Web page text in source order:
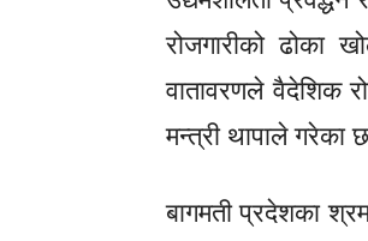
रोजगारीको
वातावरणले वैदेशिक
मन्त्री थापाले गरेका
बागमती प्रदेशका